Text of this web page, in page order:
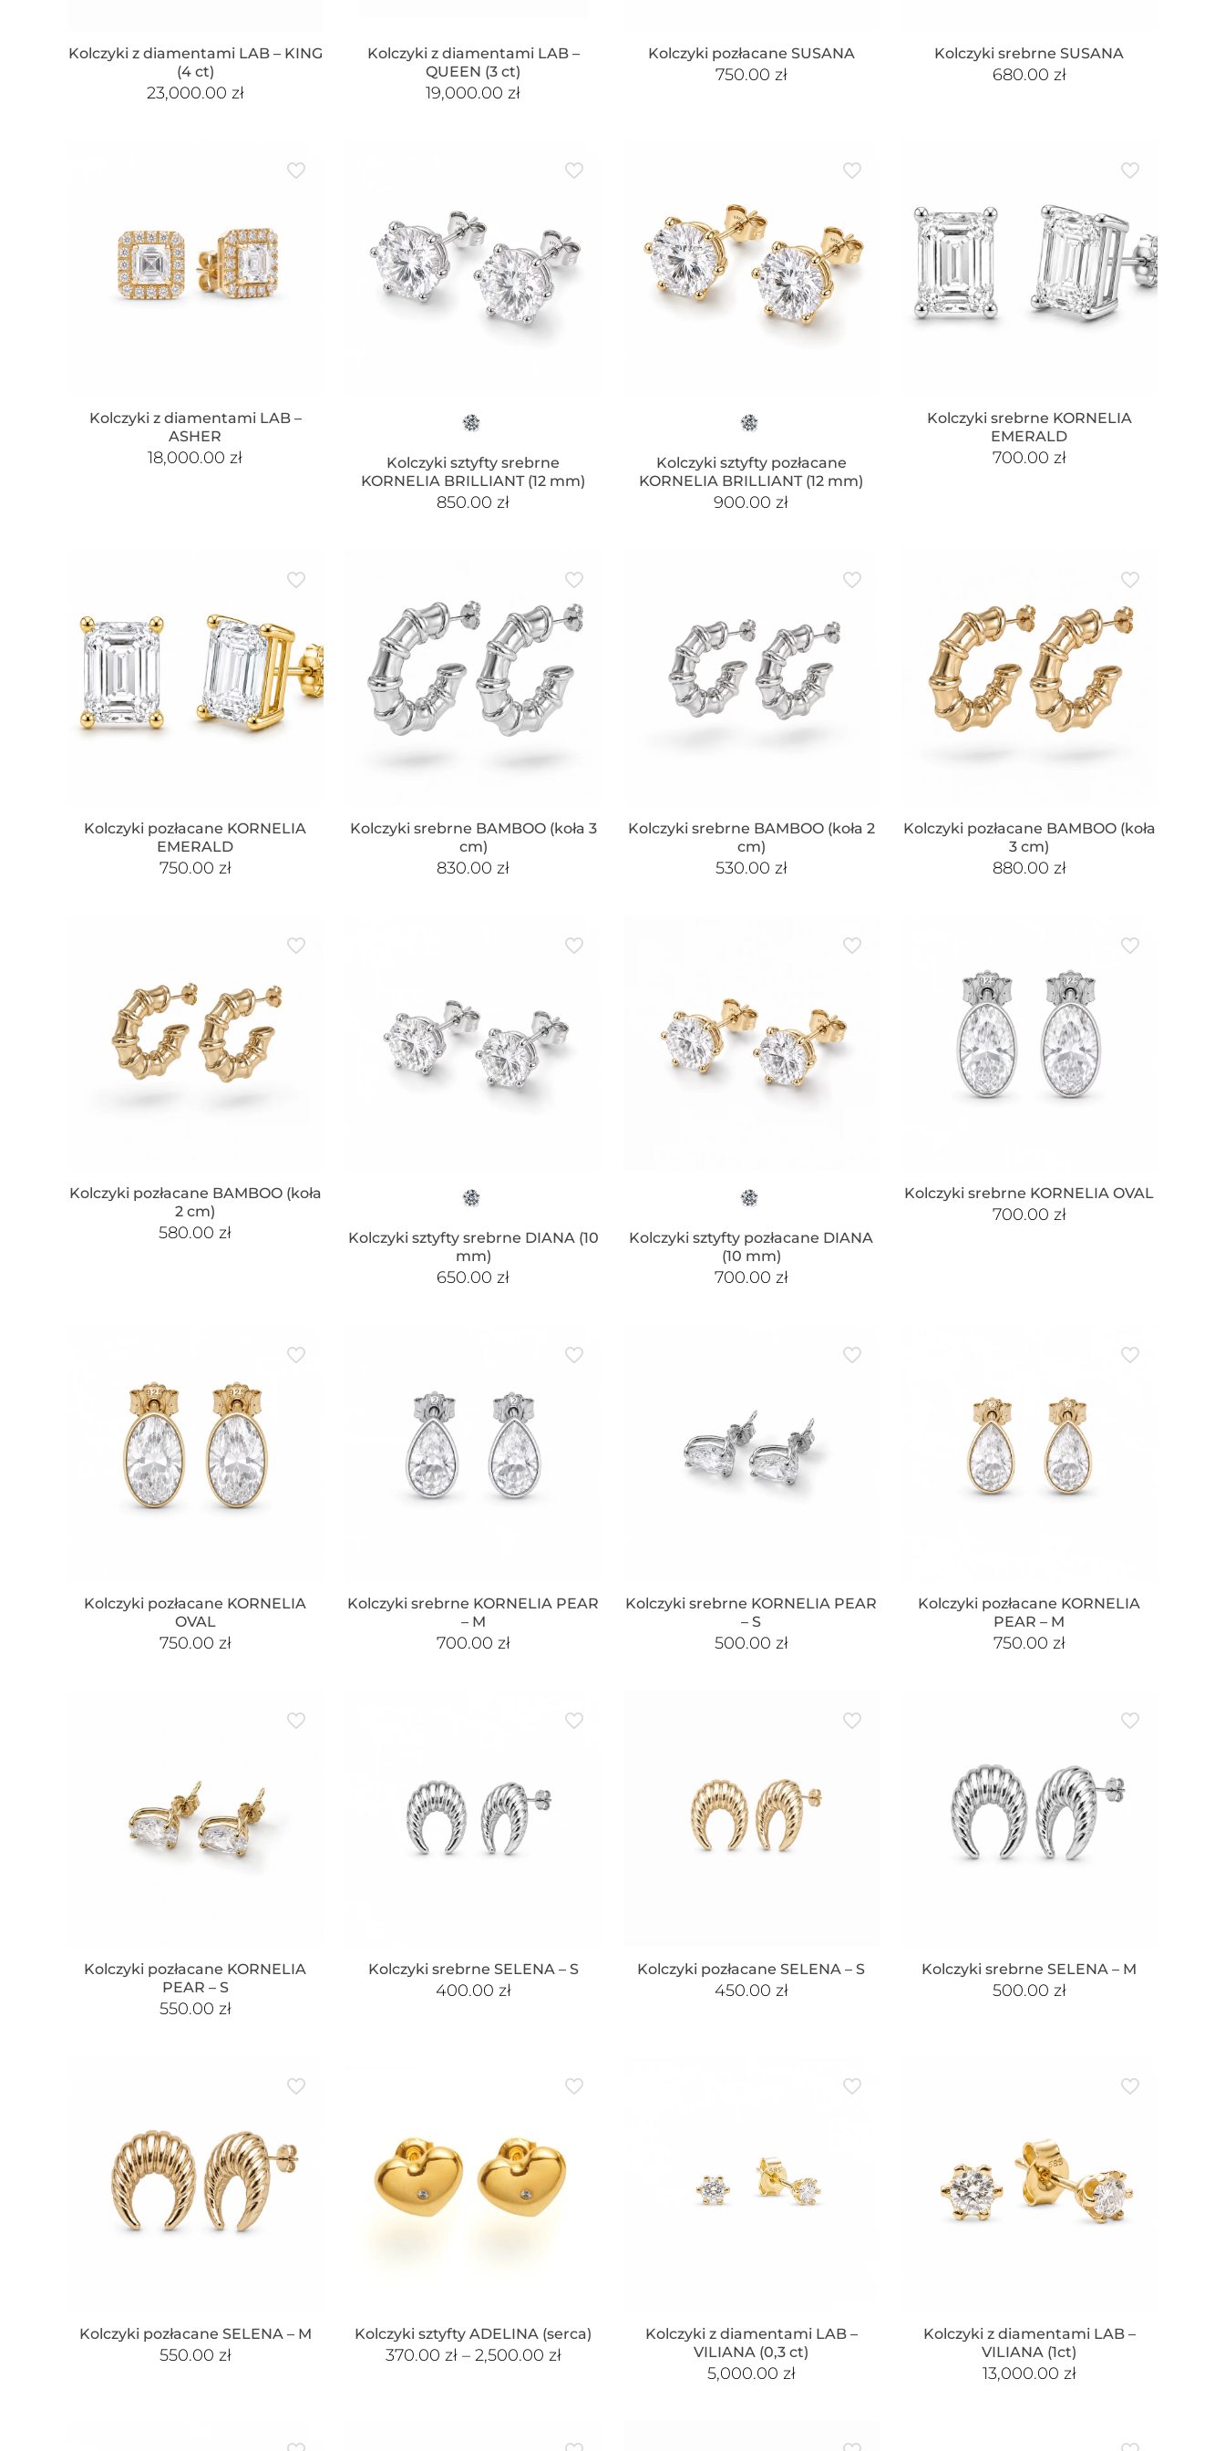
Kolczyki z diamentami LAB – KING
(4 ct)
23,000.00 zł
Kolczyki z diamentami LAB –
QUEEN (3 ct)
19,000.00zł
Kolczyki pozłacane SUSANA
750.00 zł
Kolczyki srebrne SUSANA
680.00 zł
Kolczyki z diamentami LAB –
ASHER
18,000.00zł
Kolczyki sztyfty srebrne
KORNELIA BRILLIANT (12 mm)
850.00zł
Kolczyki sztyfty pozłacane
KORNELIA BRILLIANT (12 mm)
900.00zł
Kolczyki srebrne KORNELIA
EMERALD
700.00 zł
Kolczyki pozłacane KORNELIA
EMERALD
750.00 zł
Kolczyki srebrne BAMBOO (koła 3
cm)
830.00zł
Kolczyki srebrne BAMBOO (koła 2
cm)
530.00 zł
Kolczyki pozłacane BAMBOO (koła
3 cm)
880.00 zł
Kolczyki pozłacane BAMBOO (koła
2 cm)
580.00zł
Kolczyki sztyfty srebrne DIANA (10
mm)
650.00zł
Kolczyki sztyfty pozłacane DIANA
(10 mm)
700.00 zł
Kolczyki srebrne KORNELIA OVAL
700.00 zł
Kolczyki pozłacane KORNELIA
OVAL
750.00 zł
Kolczyki srebrne KORNELIA PEAR
– M
700.00 zł
Kolczyki srebrne KORNELIA PEAR
– S
500.00 zł
Kolczyki pozłacane KORNELIA
PEAR – M
750.00 zł
Kolczyki pozłacane KORNELIA
PEAR – S
550.00 zł
Kolczyki srebrne SELENA – S
400.00 zł
Kolczyki pozłacane SELENA – S
450.00 zł
Kolczyki srebrne SELENA – M
500.00 zł
Kolczyki pozłacane SELENA – M
550.00 zł
Kolczyki sztyfty ADELINA (serca)
370.00 zł– 2,500.00 zł
Kolczyki z diamentami LAB –
VILIANA (0,3 ct)
5,000.00 zł
Kolczyki z diamentami LAB –
VILIANA (1ct)
13,000.00 zł